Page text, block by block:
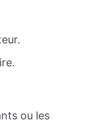
ou les